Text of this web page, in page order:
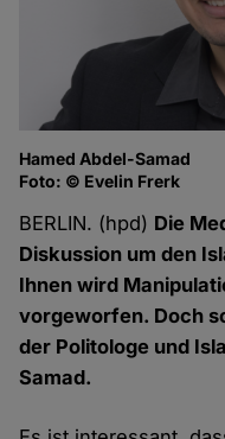
Hamed Abdel-Samad
Foto: © Evelin Frerk
BERLIN. (hpd) Die
Diskussion um den
Ihnen wird
vorgeworfen. Doch
der Politologe und
Samad.